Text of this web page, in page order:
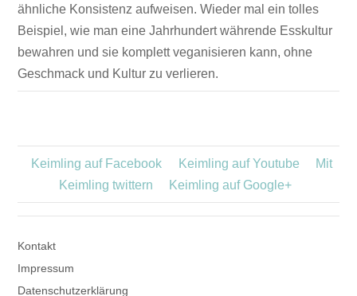
ähnliche Konsistenz aufweisen. Wieder mal ein tolles
Beispiel, wie man eine Jahrhundert währende Esskultur
bewahren und sie komplett veganisieren kann, ohne
Geschmack und Kultur zu verlieren.
Keimling auf Facebook Keimling auf Youtube
Mit
Keimling twittern
Keimling auf Google+
Kontakt
Impressum
Datenschutzerklärung